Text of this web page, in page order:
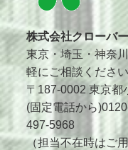
株式会社クローバ
東京・埼玉・神奈
軽にご相談ください
〒187-0002 東京都
(固定電話から
497-5968
（担当不在時はご